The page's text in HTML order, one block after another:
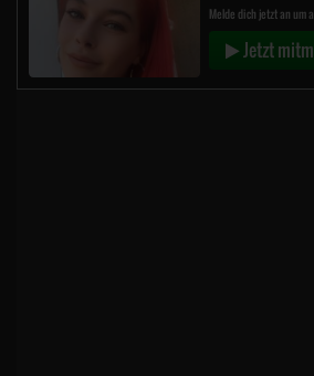
Melde dich jetzt an um
Jetzt